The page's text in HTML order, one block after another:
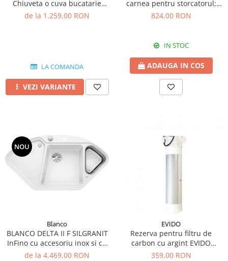
Chiuveta o cuva bucatarie
silgranit 86x50 cm
de la 1.259,00 RON
LA COMANDA
VEZI VARIANTE
carnea pentru storcatorul;
electric Reber 9000N
824,00 RON
IN STOC
ADAUGA IN COS
NOU
Blanco
BLANCO DELTA II F SILGRANIT
InFino cu accesoriu inox si cu
excentric
de la 4.469,00 RON
EVIDO
Rezerva pentru filtru de
carbon cu argint EVIDO
GREEN pentru bateriile de
359,00 RON